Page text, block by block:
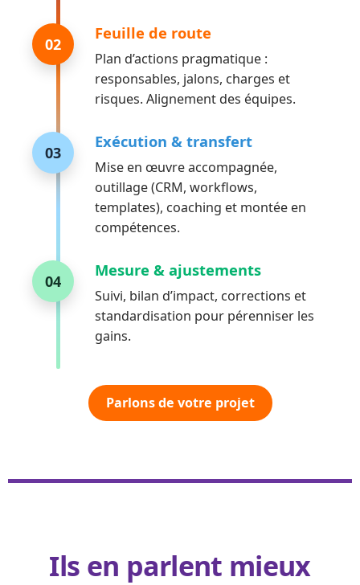
02
Feuille de route
Plan d’actions pragmatique :
responsables, jalons, charges et
risques. Alignement des équipes.
03
Exécution & transfert
Mise en œuvre accompagnée,
outillage (CRM, workflows,
templates), coaching et montée en
compétences.
04
Mesure & ajustements
Suivi, bilan d’impact, corrections et
standardisation pour pérenniser les
gains.
Parlons de votre projet
Ils en parlent mieux